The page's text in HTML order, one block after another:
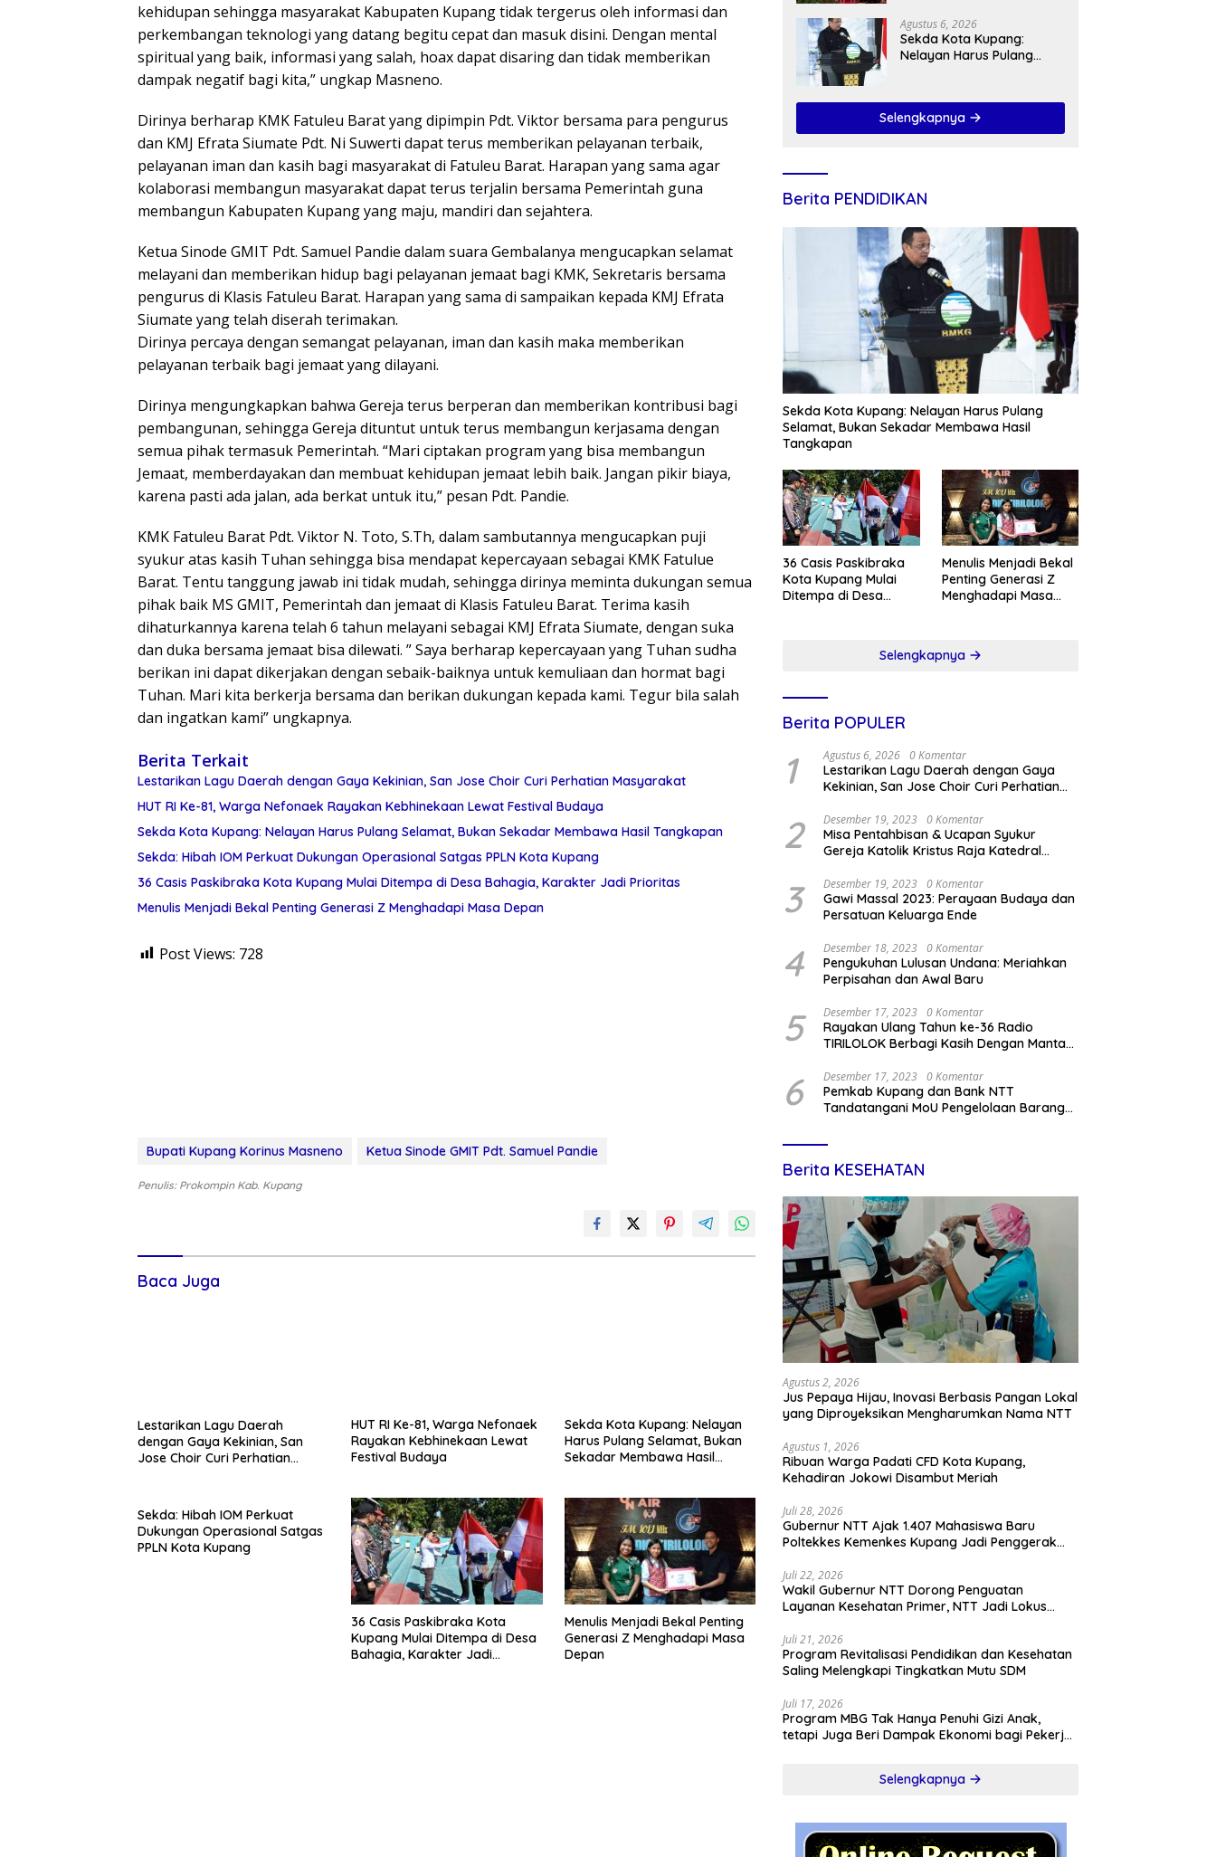
kehidupan sehingga masyarakat Kabupaten Kupang tidak tergerus oleh informasi dan
perkembangan teknologi yang datang begitu cepat dan masuk disini. Dengan mental
spiritual yang baik, informasi yang salah, hoax dapat disaring dan tidak memberikan
dampak negatif bagi kita,” ungkap Masneno.
Dirinya berharap KMK Fatuleu Barat yang dipimpin Pdt. Viktor bersama para pengurus
dan KMJ Efrata Siumate Pdt. Ni Suwerti dapat terus memberikan pelayanan terbaik,
pelayanan iman dan kasih bagi masyarakat di Fatuleu Barat. Harapan yang sama agar
kolaborasi membangun masyarakat dapat terus terjalin bersama Pemerintah guna
membangun Kabupaten Kupang yang maju, mandiri dan sejahtera.
Ketua Sinode GMIT Pdt. Samuel Pandie dalam suara Gembalanya mengucapkan selamat
melayani dan memberikan hidup bagi pelayanan jemaat bagi KMK, Sekretaris bersama
pengurus di Klasis Fatuleu Barat. Harapan yang sama di sampaikan kepada KMJ Efrata
Siumate yang telah diserah terimakan.
Dirinya percaya dengan semangat pelayanan, iman dan kasih maka memberikan
pelayanan terbaik bagi jemaat yang dilayani.
Dirinya mengungkapkan bahwa Gereja terus berperan dan memberikan kontribusi bagi
pembangunan, sehingga Gereja dituntut untuk terus membangun kerjasama dengan
semua pihak termasuk Pemerintah. “Mari ciptakan program yang bisa membangun
Jemaat, memberdayakan dan membuat kehidupan jemaat lebih baik. Jangan pikir biaya,
karena pasti ada jalan, ada berkat untuk itu,” pesan Pdt. Pandie.
KMK Fatuleu Barat Pdt. Viktor N. Toto, S.Th, dalam sambutannya mengucapkan puji
syukur atas kasih Tuhan sehingga bisa mendapat kepercayaan sebagai KMK Fatulue
Barat. Tentu tanggung jawab ini tidak mudah, sehingga dirinya meminta dukungan semua
pihak baik MS GMIT, Pemerintah dan jemaat di Klasis Fatuleu Barat. Terima kasih
dihaturkannya karena telah 6 tahun melayani sebagai KMJ Efrata Siumate, dengan suka
dan duka bersama jemaat bisa dilewati. ” Saya berharap kepercayaan yang Tuhan sudha
berikan ini dapat dikerjakan dengan sebaik-baiknya untuk kemuliaan dan hormat bagi
Tuhan. Mari kita berkerja bersama dan berikan dukungan kepada kami. Tegur bila salah
dan ingatkan kami” ungkapnya.
Berita Terkait
Lestarikan Lagu Daerah dengan Gaya Kekinian, San Jose Choir Curi Perhatian Masyarakat
HUT RI Ke-81, Warga Nefonaek Rayakan Kebhinekaan Lewat Festival Budaya
Sekda Kota Kupang: Nelayan Harus Pulang Selamat, Bukan Sekadar Membawa Hasil Tangkapan
Sekda: Hibah IOM Perkuat Dukungan Operasional Satgas PPLN Kota Kupang
36 Casis Paskibraka Kota Kupang Mulai Ditempa di Desa Bahagia, Karakter Jadi Prioritas
Menulis Menjadi Bekal Penting Generasi Z Menghadapi Masa Depan
Post Views: 728
Bupati Kupang Korinus Masneno Ketua Sinode GMIT Pdt. Samuel Pandie
Penulis: Prokompin Kab. Kupang
Baca Juga
Lestarikan Lagu Daerah
dengan Gaya Kekinian, San
Jose Choir Curi Perhatian
HUT RI Ke-81, Warga Nefonaek
Rayakan Kebhinekaan Lewat
Festival Budaya
Sekda Kota Kupang: Nelayan
Harus Pulang Selamat, Bukan
Sekadar Membawa Hasil
Sekda: Hibah IOM Perkuat
Dukungan Operasional Satgas
PPLN Kota Kupang
36 Casis Paskibraka Kota
Kupang Mulai Ditempa di Desa
Bahagia, Karakter Jadi
Menulis Menjadi Bekal Penting
Generasi Z Menghadapi Masa
Depan
Agustus 6, 2026
Sekda Kota Kupang:
Nelayan Harus Pulang
Tangkapan
Selengkapnya
Berita PENDIDIKAN
Sekda Kota Kupang: Nelayan Harus Pulang
Selamat, Bukan Sekadar Membawa Hasil
Tangkapan
36 Casis Paskibraka
Kota Kupang Mulai
Ditempa di Desa
Menulis Menjadi Bekal
Penting Generasi Z
Menghadapi Masa
Selengkapnya
Berita POPULER
1 Agustus 6, 2026 0 Komentar
Lestarikan Lagu Daerah dengan Gaya
Kekinian, San Jose Choir Curi Perhatian
2 Desember 19, 2023 0 Komentar
Misa Pentahbisan & Ucapan Syukur
Gereja Katolik Kristus Raja Katedral
3 Desember 19, 2023 0 Komentar
Gawi Massal 2023: Perayaan Budaya dan
Persatuan Keluarga Ende
4 Desember 18, 2023 0 Komentar
Pengukuhan Lulusan Undana: Meriahkan
Perpisahan dan Awal Baru
5 Desember 17, 2023 0 Komentar
Rayakan Ulang Tahun ke-36 Radio
TIRILOLOK Berbagi Kasih Dengan Mantan
6 Desember 17, 2023 0 Komentar
Pemkab Kupang dan Bank NTT
Tandatangani MoU Pengelolaan Barang
Pemda
Berita KESEHATAN
Agustus 2, 2026
Jus Pepaya Hijau, Inovasi Berbasis Pangan Lokal
yang Diproyeksikan Mengharumkan Nama NTT
Agustus 1, 2026
Ribuan Warga Padati CFD Kota Kupang,
Kehadiran Jokowi Disambut Meriah
Juli 28, 2026
Gubernur NTT Ajak 1.407 Mahasiswa Baru
Poltekkes Kemenkes Kupang Jadi Penggerak
Juli 22, 2026
Wakil Gubernur NTT Dorong Penguatan
Layanan Kesehatan Primer, NTT Jadi Lokus
Australia
Juli 21, 2026
Program Revitalisasi Pendidikan dan Kesehatan
Saling Melengkapi Tingkatkan Mutu SDM
Juli 17, 2026
Program MBG Tak Hanya Penuhi Gizi Anak,
tetapi Juga Beri Dampak Ekonomi bagi Pekerja
Selengkapnya